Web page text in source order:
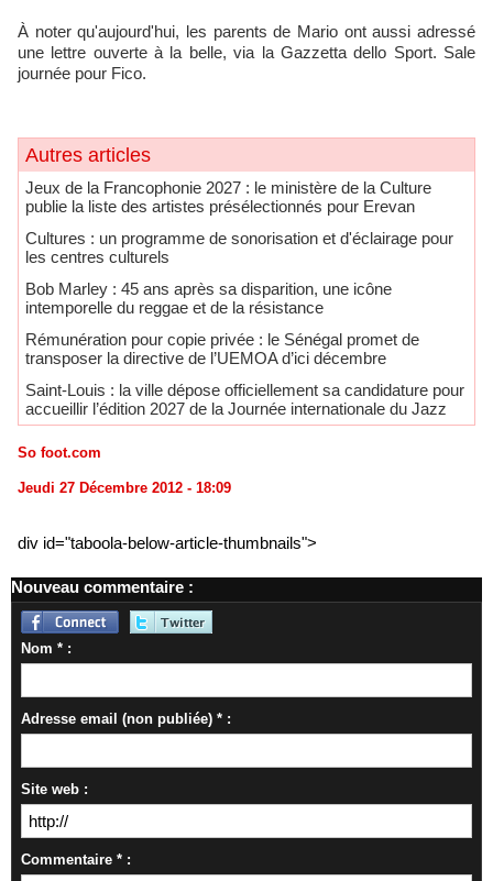
À noter qu'aujourd'hui, les parents de Mario ont aussi adressé
une lettre ouverte à la belle, via la Gazzetta dello Sport. Sale
journée pour Fico.
Autres articles
Jeux de la Francophonie 2027 : le ministère de la Culture
publie la liste des artistes présélectionnés pour Erevan
Cultures : un programme de sonorisation et d'éclairage pour
les centres culturels
Bob Marley : 45 ans après sa disparition, une icône
intemporelle du reggae et de la résistance
​Rémunération pour copie privée : le Sénégal promet de
transposer la directive de l’UEMOA d’ici décembre
Saint-Louis : la ville dépose officiellement sa candidature pour
accueillir l’édition 2027 de la Journée internationale du Jazz
So foot.com
Jeudi 27 Décembre 2012 - 18:09
div id="taboola-below-article-thumbnails">
Nouveau commentaire :
Nom * :
Adresse email (non publiée) * :
Site web :
Commentaire * :